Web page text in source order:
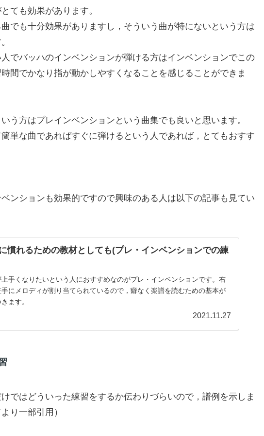
ても効果があります。
でも十分効果がありますし，そういう曲が特にないという方は
でバッハのインベンションが弾ける方はインベンションでこの
間でかなり指が動かしやすくなることを感じることができま
う方はプレインベンションという曲集でも良いと思います。
単な曲であればすぐに弾けるという人であれば，とてもおすす
ンションも効果的ですので興味のある人は以下の記事も見てい
慣れるための教材としても(プレ・インベンションでの練
手くなりたいという人におすすめなのがプレ・インベンションです。右
にメロディが割り当てられているので，癖なく楽譜を読むための基本が
ます。
2021.11.27
ではどういった練習をするか伝わりづらいので，譜例を示しま
り一部引用）